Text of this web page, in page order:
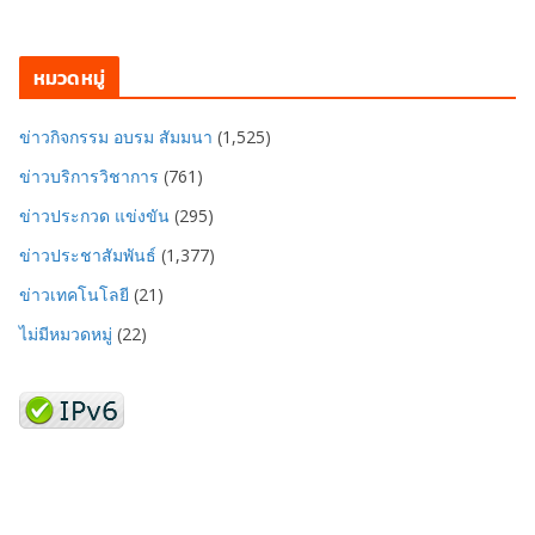
หมวดหมู่
ข่าวกิจกรรม อบรม สัมมนา (1,525)
ข่าวบริการวิชาการ (761)
ข่าวประกวด แข่งขัน (295)
ข่าวประชาสัมพันธ์ (1,377)
ข่าวเทคโนโลยี (21)
ไม่มีหมวดหมู่ (22)